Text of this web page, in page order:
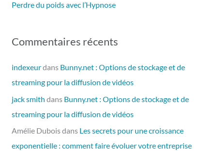
Perdre du poids avec l’Hypnose
Commentaires récents
indexeurdans Bunny.net : Options de stockage et de
streaming pour la diffusion de vidéos
jack smith dans Bunny.net : Options de stockage et de
streaming pour la diffusion de vidéos
Amélie Duboisdans Les secrets pour une croissance
exponentielle : comment faire évoluer votre entreprise